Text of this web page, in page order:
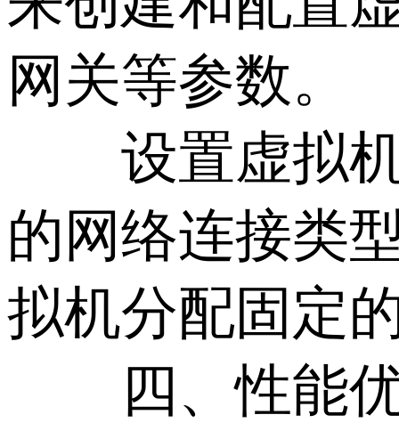
网关等参数。
设置虚拟机
的网络连接类
拟机分配固定
四、性能